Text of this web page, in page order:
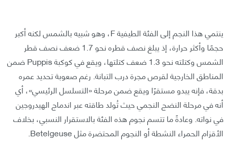
ينتمي هذا النجم إلى الفئة الطيفية F، وهو شبيه بالشمس لكنه أكبر
حجمًا وأكثر حرارة، إذ يبلغ نصف قطره نحو 1.7 ضعف نصف قطر
الشمس وكتلته نحو 1.3 ضعف كتلتها، ويقع في كوكبة Puppis ضمن
المناطق الخارجية لقرص مجرة درب التبانة. رغم صعوبة تحديد عمره
بدقة، فإنه يبدو مستقرًا ويقع ضمن مرحلة «التسلسل الرئيسي»، أي
أنه في مرحلة النضج النجمي حيث تُولد طاقته عبر اندماج الهيدروجين
في نواته. وعادةً ما تتسم نجوم هذه الفئة بالاستقرار النسبي، بخلاف
الأقزام الحمراء النشطة أو النجوم المحتضرة مثل Betelgeuse.